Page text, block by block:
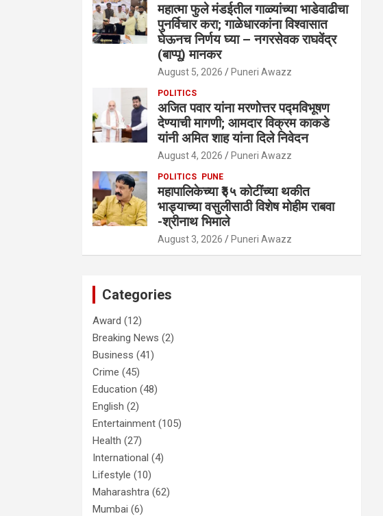
महात्मा फुले मंडईतील गाळ्यांच्या भाडेवाढीचा
पुनर्विचार करा; गाळेधारकांना विश्वासात
घेऊनच निर्णय घ्या – नगरसेवक राघवेंद्र
(बाप्पू) मानकर
August 5, 2026 Puneri Awazz
POLITICS
अजित पवार यांना मरणोत्तर पद्मविभूषण
देण्याची मागणी; आमदार विक्रम काकडे
यांनी अमित शाह यांना दिले निवेदन
August 4, 2026 Puneri Awazz
POLITICS PUNE
महापालिकेच्या ₹३५ कोटींच्या थकीत
भाड्याच्या वसुलीसाठी विशेष मोहीम राबवा
-श्रीनाथ भिमाले
August 3, 2026 Puneri Awazz
Categories
Award (12)
Breaking News (2)
Business (41)
Crime (45)
Education (48)
English (2)
Entertainment (105)
Health (27)
International (4)
Lifestyle (10)
Maharashtra (62)
Mumbai (6)